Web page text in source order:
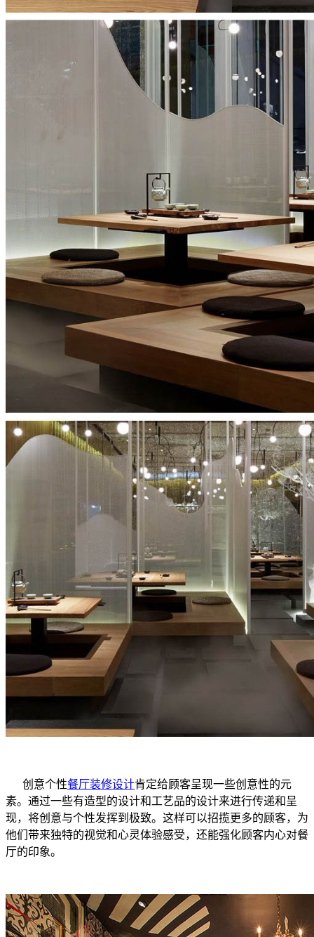
创意个性餐厅装修设计肯定给顾客呈现一些创意性的元
素。通过一些有造型的设计和工艺品的设计来进行传递和呈
现，将创意与个性发挥到极致。这样可以招揽更多的顾客，为
他们带来独特的视觉和心灵体验感受，还能强化顾客内心对餐
厅的印象。